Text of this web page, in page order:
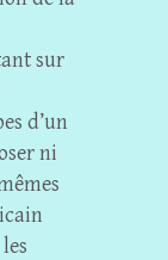
sur
d’un
ni